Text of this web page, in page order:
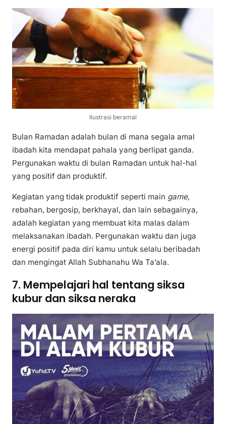
Ilustrasi beramal
Bulan Ramadan adalah bulan di mana segala amal
ibadah kita mendapat pahala yang berlipat ganda.
Pergunakan waktu di bulan Ramadan untuk hal-hal
yang positif dan produktif.
Kegiatan yang tidak produktif seperti main game,
rebahan, bergosip, berkhayal, dan lain sebagainya,
adalah kegiatan yang membuat kita malas dalam
melaksanakan ibadah. Pergunakan waktu dan juga
energi positif pada diri kamu untuk selalu beribadah
dan mengingat Allah Subhanahu Wa Ta’ala.
7. Mempelajari hal tentang siksa
kubur dan siksa neraka